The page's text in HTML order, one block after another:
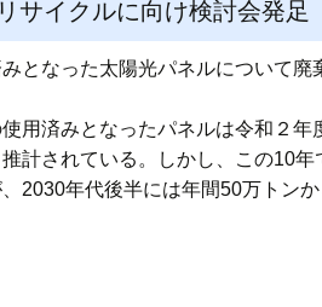
サイクルに向け検討会発足
となった太陽光パネルについて
用済みとなったパネルは令和２
計されている。しかし、この10
2030年代後半には年間50万トン